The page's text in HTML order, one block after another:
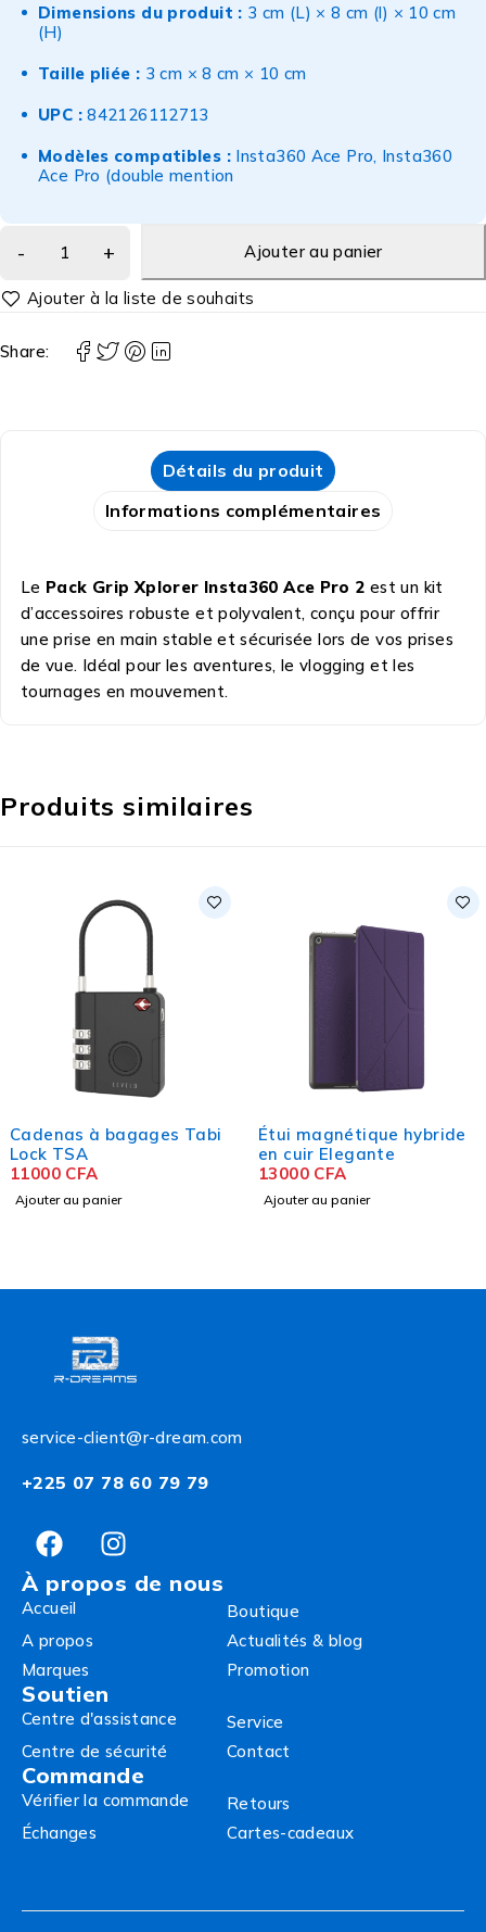
Dimensions du produit : 3 cm (L) × 8 cm (l) × 10 cm
(H)
Taille pliée : 3 cm × 8 cm × 10 cm
UPC :842126112713
Modèles compatibles :Insta360 Ace Pro, Insta360
Ace Pro (double mention
Ajouter au panier
Share:
Détails du produit
Informations complémentaires
Le Pack Grip Xplorer Insta360 Ace Pro 2 est un kit
d’accessoires robuste et polyvalent, conçu pour offrir
une prise en main stable et sécurisée lors de vos prises
de vue. Idéal pour les aventures, le vlogging et les
tournages en mouvement.
Produits similaires
Cadenas à bagages Tabi
Lock TSA
11000 CFA
Ajouter au panier
Étui magnétique hybride
en cuir Elegante
13000 CFA
Ajouter au panier
service-client@r-dream.com
+225 07 78 60 79 79
À propos de nous
Accueil
Boutique
A propos
Actualités & blog
Marques
Promotion
Soutien
Centre d'assistance
Service
Centre de sécurité
Contact
Commande
Vérifier la commande
Retours
Échanges
Cartes-cadeaux